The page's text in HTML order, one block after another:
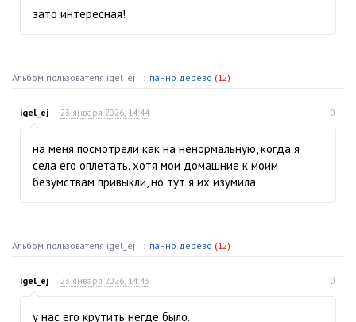
зато интересная!
Альбом пользователя igel_ej → панно дерево (12)
igel_ej 23 января 2026, 14:44 0
на меня посмотрели как на ненормальную, когда я
села его оплетать. хотя мои домашние к моим
безумствам привыкли, но тут я их изумила
Альбом пользователя igel_ej → панно дерево (12)
igel_ej 23 января 2026, 14:43 0
у нас его крутить негде было.